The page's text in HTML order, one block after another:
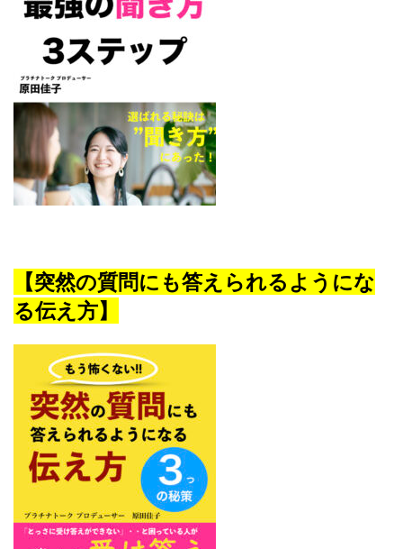
【突然の質問にも答えられるようにな
る伝え方】